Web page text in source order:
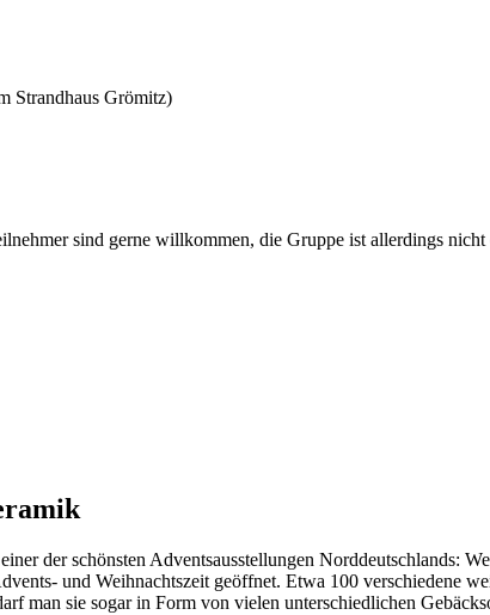
Strandhaus Grömitz)
sind gerne willkommen, die Gruppe ist allerdings
der schönsten Adventsausstellungen Norddeutschlands:
und Weihnachtszeit geöffnet. Etwa 100 verschiedene
man sie sogar in Form von vielen unterschiedlichen